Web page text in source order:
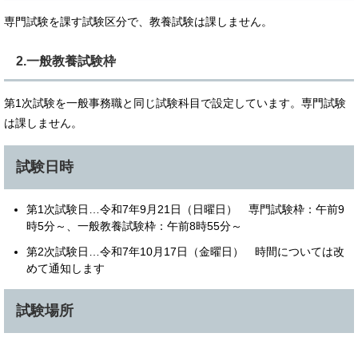
専門試験を課す試験区分で、教養試験は課しません。
2.一般教養試験枠
第1次試験を一般事務職と同じ試験科目で設定しています。専門試験
は課しません。
試験日時
第1次試験日…令和7年9月21日（日曜日） 専門試験枠：午前9
時5分～、一般教養試験枠：午前8時55分～
第2次試験日…令和7年10月17日（金曜日） 時間については改
めて通知します
試験場所